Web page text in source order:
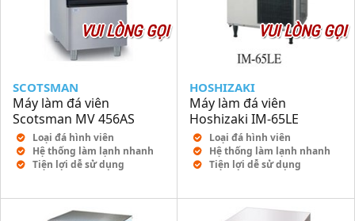
VUI LÒNG GỌI
SCOTSMAN
Máy làm đá viên
Scotsman MV 456AS
Loại đá hình viên
Hệ thống làm lạnh nhanh
Tiện lợi dễ sử dụng
VUI LÒNG GỌI
HOSHIZAKI
Máy làm đá viên
Hoshizaki IM-65LE
Loại đá hình viên
Hệ thống làm lạnh nhanh
Tiện lợi dễ sử dụng